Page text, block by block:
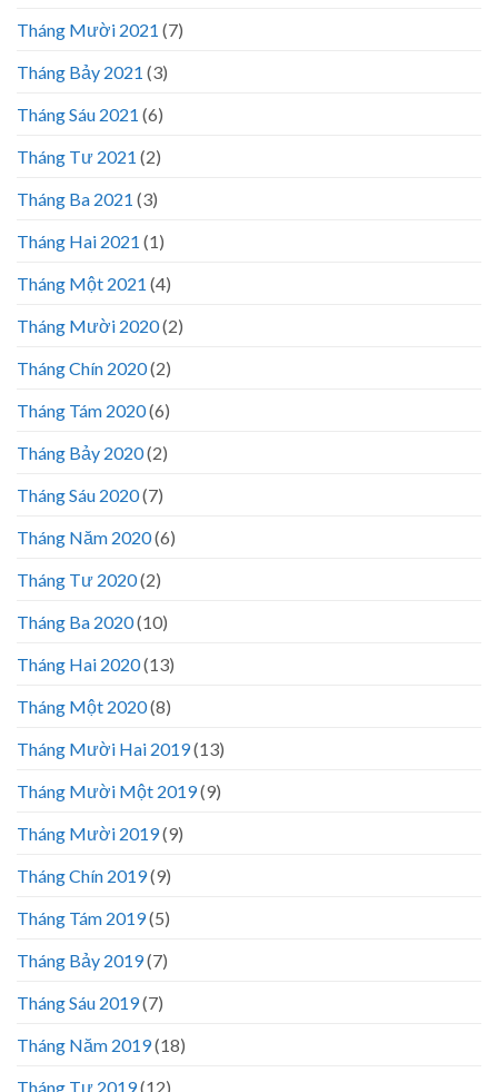
Tháng Mười 2021 (7)
Tháng Bảy 2021 (3)
Tháng Sáu 2021 (6)
Tháng Tư 2021 (2)
Tháng Ba 2021 (3)
Tháng Hai 2021 (1)
Tháng Một 2021 (4)
Tháng Mười 2020(2)
Tháng Chín 2020(2)
Tháng Tám 2020(6)
Tháng Bảy 2020(2)
Tháng Sáu 2020(7)
Tháng Năm 2020(6)
Tháng Tư 2020(2)
Tháng Ba 2020(10)
Tháng Hai 2020(13)
Tháng Một 2020(8)
Tháng Mười Hai 2019(13)
Tháng Mười Một 2019(9)
Tháng Mười 2019(9)
Tháng Chín 2019(9)
Tháng Tám 2019(5)
Tháng Bảy 2019(7)
Tháng Sáu 2019(7)
Tháng Năm 2019(18)
Tháng Tư 2019(12)